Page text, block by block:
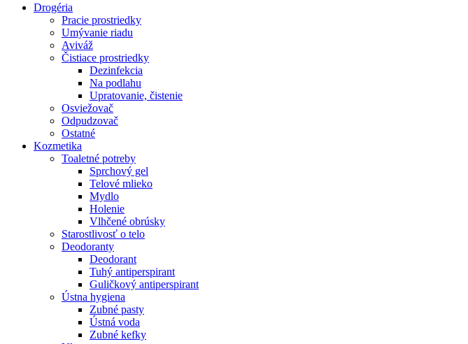
Drogéria
Pracie prostriedky
Umývanie riadu
Aviváž
Čistiace prostriedky
Dezinfekcia
Na podlahu
Upratovanie, čistenie
Osviežovač
Odpudzovač
Ostatné
Kozmetika
Toaletné potreby
Sprchový gel
Telové mlieko
Mydlo
Holenie
Vlhčené obrúsky
Starostlivosť o telo
Deodoranty
Deodorant
Tuhý antiperspirant
Guličkový antiperspirant
Ústna hygiena
Zubné pasty
Ústná voda
Zubné kefky